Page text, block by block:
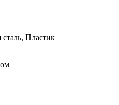
Пластик